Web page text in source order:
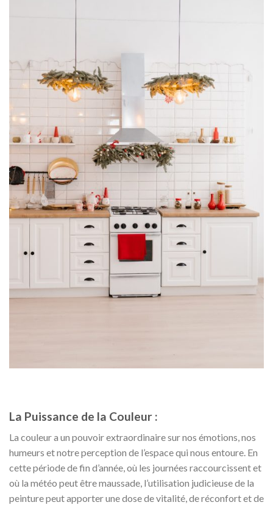
La Puissance de la Couleur :
La couleur a un pouvoir extraordinaire sur nos émotions, nos
humeurs et notre perception de l’espace qui nous entoure. En
cette période de fin d’année, où les journées raccourcissent et
où la météo peut être maussade, l’utilisation judicieuse de la
peinture peut apporter une dose de vitalité, de réconfort et de